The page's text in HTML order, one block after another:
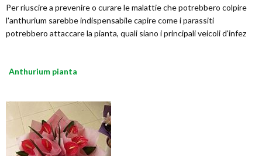
Per riuscire a prevenire o curare le malattie che potrebbero colpire
l'anthurium sarebbe indispensabile capire come i parassiti
potrebbero attaccare la pianta, quali siano i principali veicoli d'infez
Anthurium pianta